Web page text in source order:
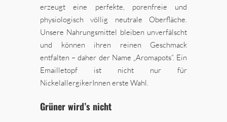
erzeugt eine perfekte, porenfreie und
physiologisch völlig neutrale Oberfläche.
Unsere Nahrungsmittel bleiben unverfälscht
und können ihren reinen Geschmack
entfalten – daher der Name „Aromapots“. Ein
Emailletopf ist nicht nur für
NickelallergikerInnen erste Wahl.
Grüner wird’s nicht